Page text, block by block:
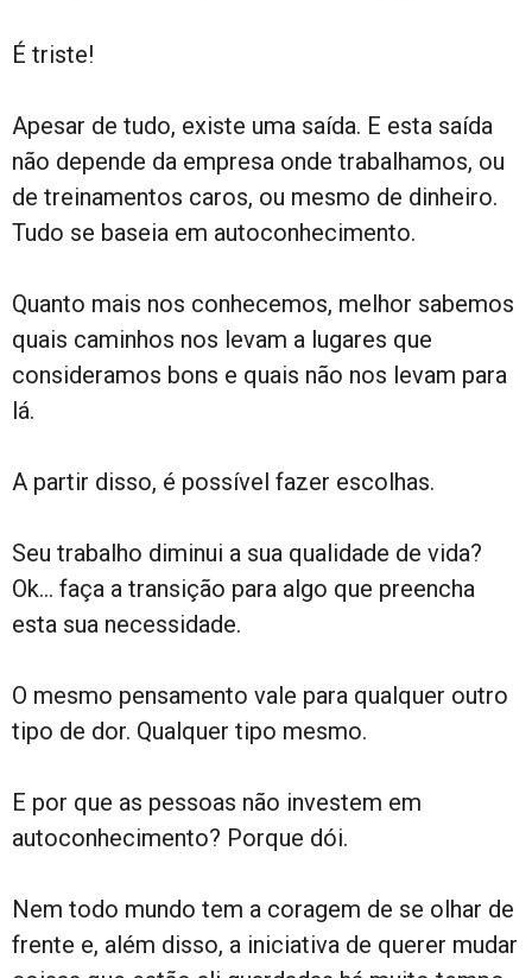
É triste!
Apesar de tudo, existe uma saída. E esta saída
não depende da empresa onde trabalhamos, ou
de treinamentos caros, ou mesmo de dinheiro.
Tudo se baseia em autoconhecimento.
Quanto mais nos conhecemos, melhor sabemos
quais caminhos nos levam a lugares que
consideramos bons e quais não nos levam para
lá.
A partir disso, é possível fazer escolhas.
Seu trabalho diminui a sua qualidade de vida?
Ok… faça a transição para algo que preencha
esta sua necessidade.
O mesmo pensamento vale para qualquer outro
tipo de dor. Qualquer tipo mesmo.
E por que as pessoas não investem em
autoconhecimento? Porque dói.
Nem todo mundo tem a coragem de se olhar de
frente e, além disso, a iniciativa de querer mudar